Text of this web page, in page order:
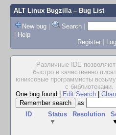
ALT Linux Bugzilla– Bug List
New bug | Search |
| Help
Register |
Различные IDE
быстро и качественно
юниксовые программисты
с
One bug found
Edit Search
as
ID
Status
▼
Resolution